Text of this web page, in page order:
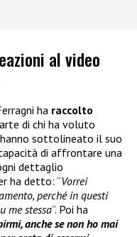
al video
ha raccolto
di chi ha voluto
sottolineato il suo
di affrontare una
dettaglio
ha detto: “Vorrei
perché in questi
me stessa”. Poi ha
anche se non ho mai